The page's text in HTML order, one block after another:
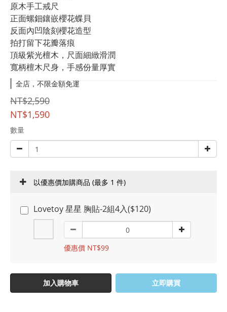
原木手工戒尺
正面螺鈿鑲嵌櫻花蝶貝
反面內凹陰刻櫻花造型
拍打留下花瓣落痕
頂級紫光檀木，尺面細緻滑潤
寬柄檀木尺身，手感份量厚實
全店，不限金額免運
NT$2,590
NT$1,590
數量
以優惠價加購商品 (最多 1 件)
Lovetoy 星星 胸貼-2組4入($120)
優惠價 NT$99
加入購物車 立即購買